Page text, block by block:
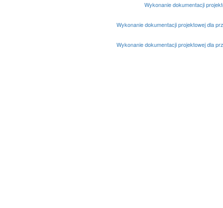
Wykonanie dokumentacji
Wykonanie dokumentacji projektowej dla
Wykonanie dokumentacji projektowej dla